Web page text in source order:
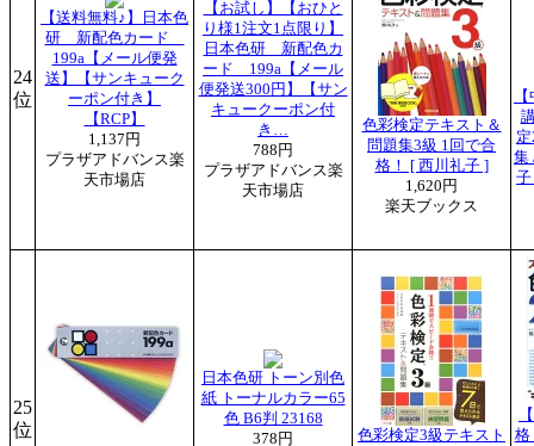
24
位
【送料無料♪】日本色
研 新配色カード
199a【メール便発
送】【サンキューク
ーポン付き】
【RCP】
1,137円
プラザアドバンス楽
天市場店
【お試し】【おひと
り様1注文1点限り】
日本色研 新配色カ
ード 199a【メール
便発送300円】【サン
キュークーポン付
き…
788円
プラザアドバンス楽
天市場店
色彩検定テキスト＆
問題集3級 1回で合
格！ [ 西川礼子 ]
1,620円
楽天ブックス
集
25
位
日本色研 トーン別色
紙 トーナルカラー65
色 B6判 23168
378円
色彩検定3級テキスト
格